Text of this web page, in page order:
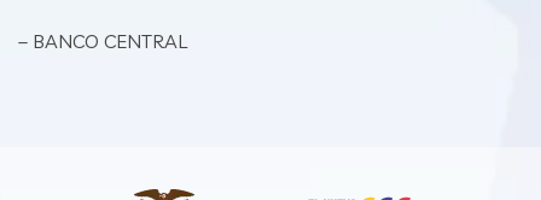
– BANCO CENTRAL